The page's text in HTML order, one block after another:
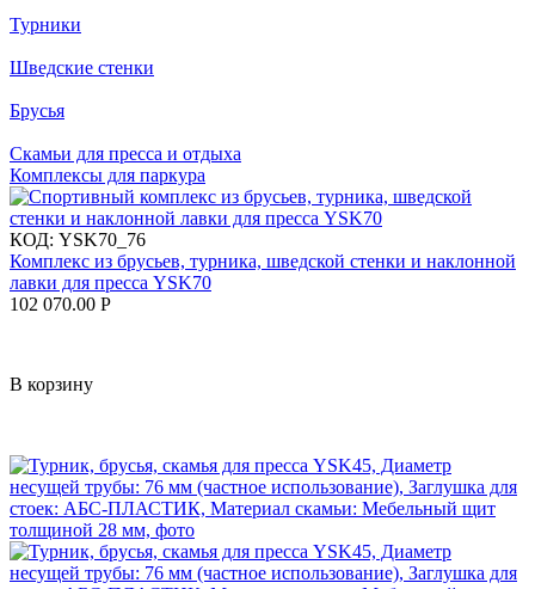
Турники
Шведские стенки
Брусья
Скамьи для пресса и отдыха
Комплексы для паркура
КОД: YSK70_76
Комплекс из брусьев, турника, шведской стенки и наклонной
лавки для пресса YSK70
102 070.00 Р
В корзину